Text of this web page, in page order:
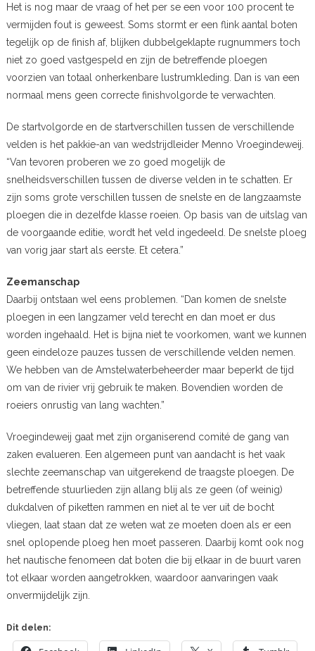
Het is nog maar de vraag of het per se een voor 100 procent te
vermijden fout is geweest. Soms stormt er een flink aantal boten
tegelijk op de finish af, blijken dubbelgeklapte rugnummers toch
niet zo goed vastgespeld en zijn de betreffende ploegen
voorzien van totaal onherkenbare lustrumkleding. Dan is van een
normaal mens geen correcte finishvolgorde te verwachten.
De startvolgorde en de startverschillen tussen de verschillende
velden is het pakkie-an van wedstrijdleider Menno Vroegindeweij.
“Van tevoren proberen we zo goed mogelijk de
snelheidsverschillen tussen de diverse velden in te schatten. Er
zijn soms grote verschillen tussen de snelste en de langzaamste
ploegen die in dezelfde klasse roeien. Op basis van de uitslag van
de voorgaande editie, wordt het veld ingedeeld. De snelste ploeg
van vorig jaar start als eerste. Et cetera.”
Zeemanschap
Daarbij ontstaan wel eens problemen. “Dan komen de snelste
ploegen in een langzamer veld terecht en dan moet er dus
worden ingehaald. Het is bijna niet te voorkomen, want we kunnen
geen eindeloze pauzes tussen de verschillende velden nemen.
We hebben van de Amstelwaterbeheerder maar beperkt de tijd
om van de rivier vrij gebruik te maken. Bovendien worden de
roeiers onrustig van lang wachten.”
Vroegindeweij gaat met zijn organiserend comité de gang van
zaken evalueren. Een algemeen punt van aandacht is het vaak
slechte zeemanschap van uitgerekend de traagste ploegen. De
betreffende stuurlieden zijn allang blij als ze geen (of weinig)
dukdalven of piketten rammen en niet al te ver uit de bocht
vliegen, laat staan dat ze weten wat ze moeten doen als er een
snel oplopende ploeg hen moet passeren. Daarbij komt ook nog
het nautische fenomeen dat boten die bij elkaar in de buurt varen
tot elkaar worden aangetrokken, waardoor aanvaringen vaak
onvermijdelijk zijn.
Dit delen: